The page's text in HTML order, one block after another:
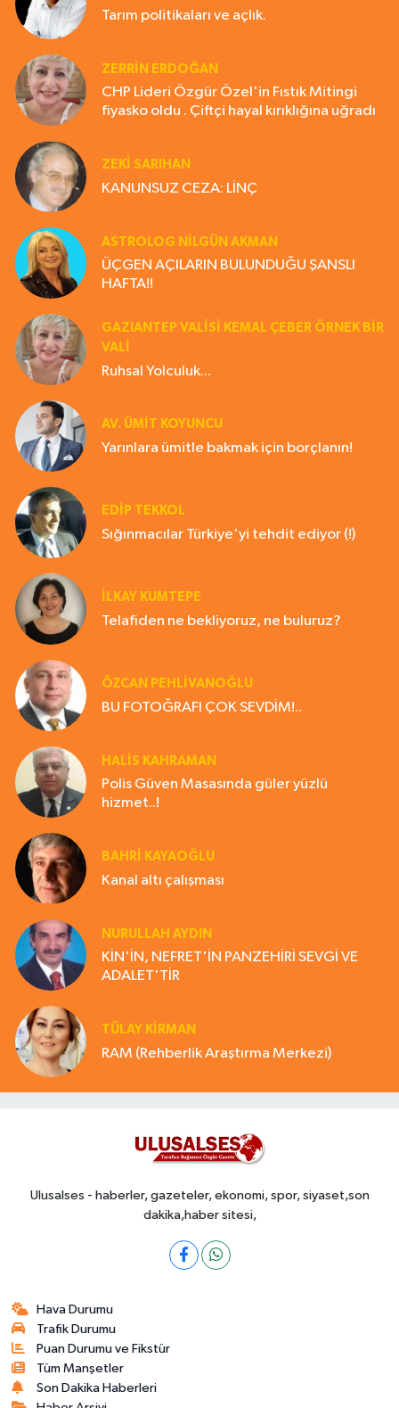
Tarım politikaları ve açlık.
ZERRIN ERDOĞAN
CHP Lideri Özgür Özel'in Fıstık Mitingi
fiyasko oldu . Çiftçi hayal kırıklığına uğradı
ZEKI SARIHAN
KANUNSUZ CEZA: LİNÇ
ASTROLOG NILGÜN AKMAN
ÜÇGEN AÇILARIN BULUNDUĞU ŞANSLI
HAFTA!!
GAZIANTEP VALISI KEMAL ÇEBER ÖRNEK BİR
VALİ
Ruhsal Yolculuk...
AV. ÜMIT KOYUNCU
Yarınlara ümitle bakmak için borçlanın!
EDIP TEKKOL
Sığınmacılar Türkiye'yi tehdit ediyor (!)
İLKAY KUMTEPE
Telafiden ne bekliyoruz, ne buluruz?
ÖZCAN PEHLİVANOĞLU
BU FOTOĞRAFI ÇOK SEVDİM!..
HALIS KAHRAMAN
Polis Güven Masasında güler yüzlü
hizmet..!
BAHRI KAYAOĞLU
Kanal altı çalışması
NURULLAH AYDIN
KİN'İN, NEFRET'İN PANZEHİRİ SEVGİ VE
ADALET'TİR
TÜLAY KİRMAN
RAM (Rehberlik Araştırma Merkezi)
Ulusalses - haberler, gazeteler, ekonomi, spor, siyaset,son
dakika,haber sitesi,
Hava Durumu
Trafik Durumu
Puan Durumu ve Fikstür
Tüm Manşetler
Son Dakika Haberleri